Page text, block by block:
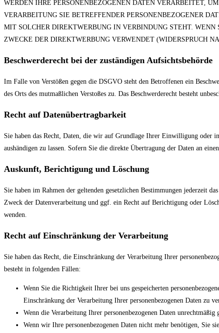
WERDEN IHRE PERSONENBEZOGENEN DATEN VERARBEITET,
VERARBEITUNG SIE BETREFFENDER PERSONENBEZOGENER
MIT SOLCHER DIREKTWERBUNG IN VERBINDUNG STEHT.
ZWECKE DER DIREKTWERBUNG VERWENDET (WIDERSPRUCH
Beschwerde­recht bei der zuständigen Aufsichts­behörde
Im Falle von Verstößen gegen die DSGVO steht den Betroffenen ein
des Orts des mutmaßlichen Verstoßes zu. Das Beschwerderecht besteht
Recht auf Daten­übertrag­barkeit
Sie haben das Recht, Daten, die wir auf Grundlage Ihrer Einwilligung oder
aushändigen zu lassen. Sofern Sie die direkte Übertragung der Daten an
Auskunft, Berichtigung und Löschung
Sie haben im Rahmen der geltenden gesetzlichen Bestimmungen jederzeit
Zweck der Datenverarbeitung und ggf. ein Recht auf Berichtigung oder
wenden.
Recht auf Einschränkung der Verarbeitung
Sie haben das Recht, die Einschränkung der Verarbeitung Ihrer
besteht in folgenden Fällen:
Wenn Sie die Richtigkeit Ihrer bei uns gespeicherten
Einschränkung der Verarbeitung Ihrer personenbezogenen Daten zu
Wenn die Verarbeitung Ihrer personenbezogenen Daten
Wenn wir Ihre personenbezogenen Daten nicht mehr benötigen, Sie